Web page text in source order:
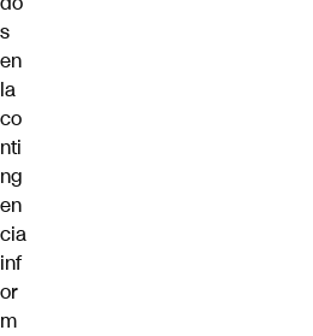
s
en
la
co
nti
ng
en
cia
inf
or
m